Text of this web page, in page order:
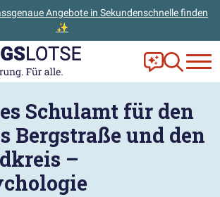
Angebote in Sekundenschnelle finden
✨
der Seite springen
Frag Ella!
Zur
Schulamt für den
Bergstraße und den
–